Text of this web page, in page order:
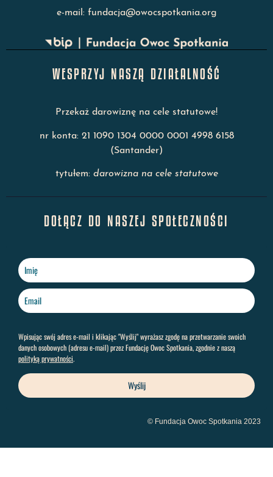
e-mail: fundacja@owocspotkania.org
WESPRZYJ NASZĄ DZIAŁALNOŚĆ
Przekaż darowiznę na cele statutowe!
nr konta: 21 1090 1304 0000 0001 4998 6158
(Santander)
tytułem: darowizna na cele statutowe
DOŁĄCZ DO NASZEJ SPOŁECZNOŚCI
Wpisując swój adres e-mail i klikając "Wyślij" wyrażasz zgodę na przetwarzanie swoich
danych osobowych (adresu e-mail) przez Fundację Owoc Spotkania, zgodnie z naszą
polityką prywatności.
Wyślij
© Fundacja Owoc Spotkania 2023